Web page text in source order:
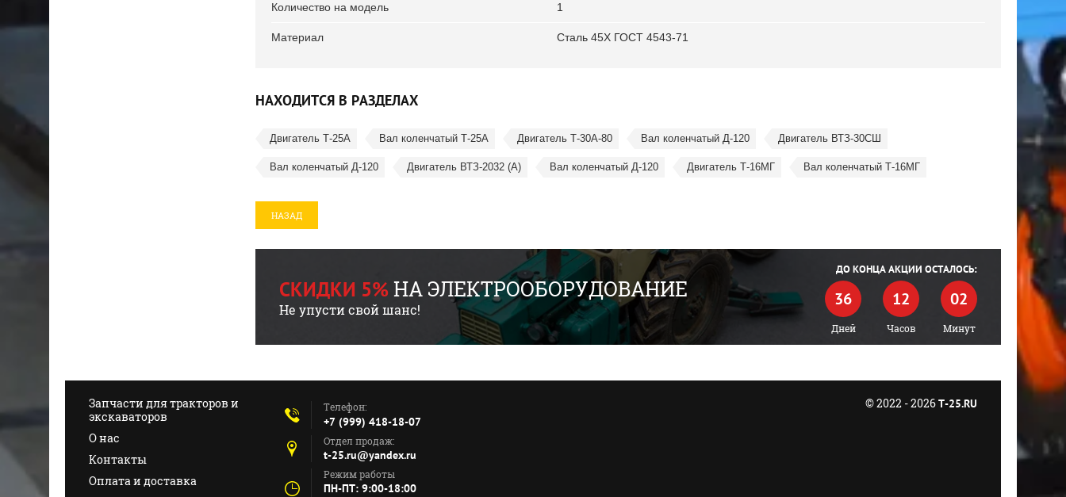
Количество на модель 1
Материал Сталь 45Х ГОСТ 4543-71
НАХОДИТСЯ В РАЗДЕЛАХ
Двигатель Т-25А Вал коленчатый Т-25А Двигатель Т-30А-80 Вал коленчатый Д-120 Двигатель ВТЗ-30СШ
Вал коленчатый Д-120 Двигатель ВТЗ-2032 (А) Вал коленчатый Д-120 Двигатель Т-16МГ Вал коленчатый Т-16МГ
НАЗАД
СКИДКИ 5%НА ЭЛЕКТРООБОРУДОВАНИЕ
Не упусти свой шанс!
ДО КОНЦА АКЦИИ ОСТАЛОСЬ:
36
Дней
12
Часов
02
Минут
Запчасти для тракторов и
экскаваторов
О нас
Контакты
Оплата и доставка
Телефон:
+7 (999) 418-18-07
Отдел продаж:
t-25.ru@yandex.ru
Режим работы
ПН-ПТ: 9:00-18:00
© 2022 - 2026T-25.RU